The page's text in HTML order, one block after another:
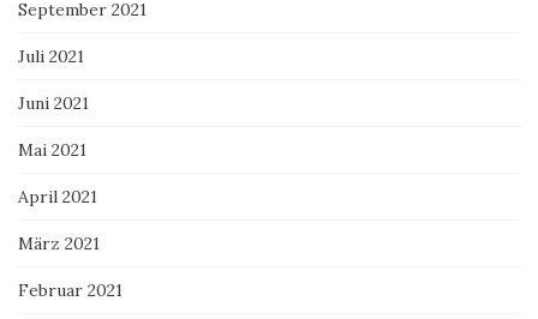
September 2021
Juli 2021
Juni 2021
Mai 2021
April 2021
März 2021
Februar 2021